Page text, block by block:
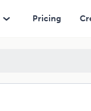
Pricing